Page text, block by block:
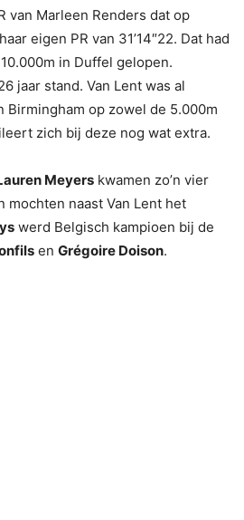
van Marleen Renders dat op
eigen PR van 31’14″22. Dat had
in Duffel gelopen.
jaar stand. Van Lent was al
Birmingham op zowel de 5.000m
zich bij deze nog wat extra.
Meyers kwamen zo’n vier
mochten naast Van Lent het
werd Belgisch kampioen bij de
en Grégoire Doison.